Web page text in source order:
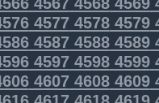
457745784579
458745884589
459745984599
460746084609